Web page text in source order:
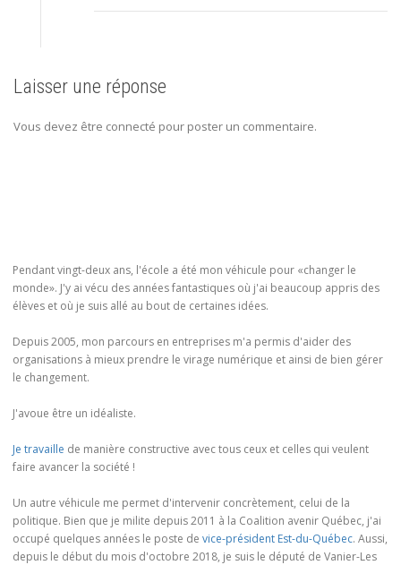
Laisser une réponse
Vous devez être connecté pour poster un commentaire.
Pendant vingt-deux ans, l'école a été mon véhicule pour «changer le
monde». J'y ai vécu des années fantastiques où j'ai beaucoup appris des
élèves et où je suis allé au bout de certaines idées.
Depuis 2005, mon parcours en entreprises m'a permis d'aider des
organisations à mieux prendre le virage numérique et ainsi de bien gérer
le changement.
J'avoue être un idéaliste.
Je travaille de manière constructive avec tous ceux et celles qui veulent
faire avancer la société !
Un autre véhicule me permet d'intervenir concrètement, celui de la
politique. Bien que je milite depuis 2011 à la Coalition avenir Québec, j'ai
occupé quelques années le poste de vice-président Est-du-Québec. Aussi,
depuis le début du mois d'octobre 2018, je suis le député de Vanier-Les